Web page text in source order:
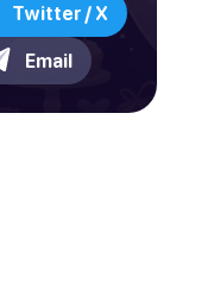
Twitter / X
Email